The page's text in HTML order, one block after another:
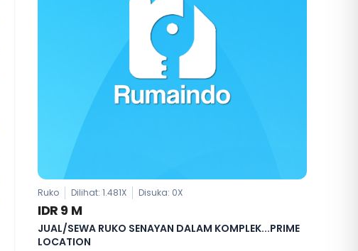
Ruko Dilihat: 1.481X Disuka: 0X
IDR 9 M
JUAL/SEWA RUKO SENAYAN DALAM KOMPLEK...PRIME
LOCATION